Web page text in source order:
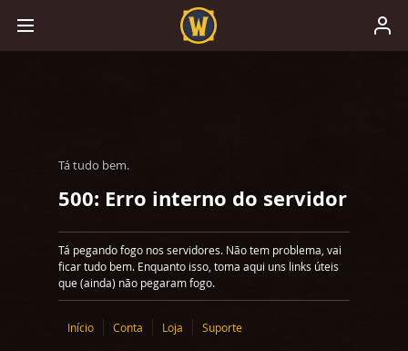
Tá tudo bem.
500: Erro interno do servidor
Tá pegando fogo nos servidores. Não tem problema, vai
ficar tudo bem. Enquanto isso, toma aqui uns links úteis
que (ainda) não pegaram fogo.
Início Conta Loja Suporte